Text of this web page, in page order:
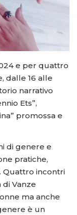
e per quattro
dalle 16 alle
narrativo
Ets”,
promossa e
di genere e
pratiche,
Quattro incontri
Vanze
ma anche
è un